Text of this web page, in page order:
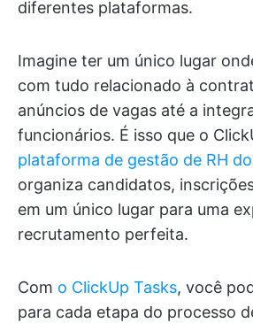
diferentes plataformas.
Imagine ter um único lugar
com tudo relacionado à
anúncios de vagas até a
funcionários. É isso que o
plataforma de gestão de RH
organiza candidatos,
em um único lugar para uma
recrutamento perfeita.
Com o ClickUp Tasks, você
para cada etapa do processo